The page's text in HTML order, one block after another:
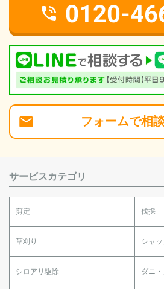
0120-
フォームで相
サービスカテゴリ
剪定 伐採
草刈り シャ
シロアリ駆除 ダニ